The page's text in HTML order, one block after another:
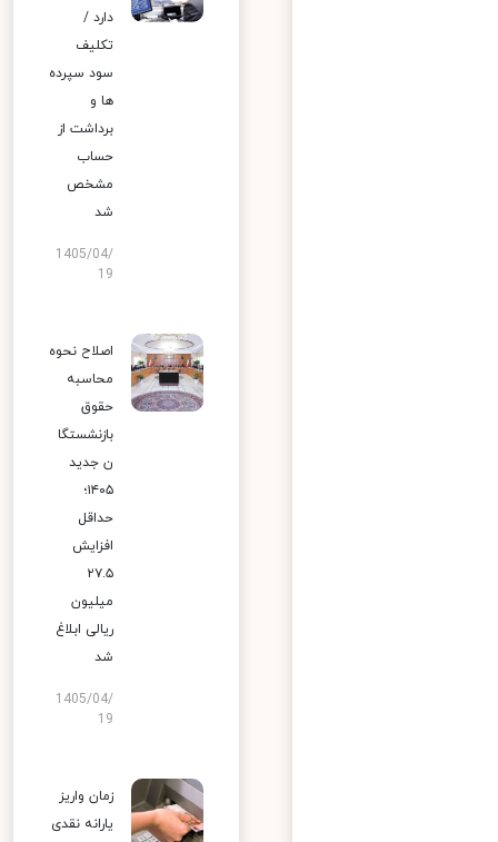
دارد /
تکلیف
سود سپرده
ها و
برداشت از
حساب
مشخص
شد
1405/04/
19
اصلاح نحوه
محاسبه
حقوق
بازنشستگا
ن جدید
۱۴۰۵؛
حداقل
افزایش
۲۷.۵
میلیون
ریالی ابلاغ
شد
1405/04/
19
زمان واریز
یارانه نقدی